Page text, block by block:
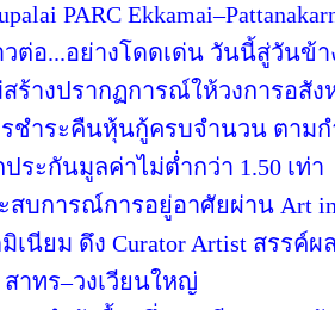
PARC
ต่อ...อย่างโดดเด่น วันนี้สู่วันข้
ร้างปรากฏการณ์ให้วงการอสั
ชำระคืนหุ้นกู้ครบจำนวน ตาม
ระกันมูลค่าไม่ต่ำกว่า 1.50 เท่า
สบการณ์การอยู่อาศัยผ่าน Art
นียม ดึง Curator Artist สรรค์
สาทร–วงเวียนใหญ่